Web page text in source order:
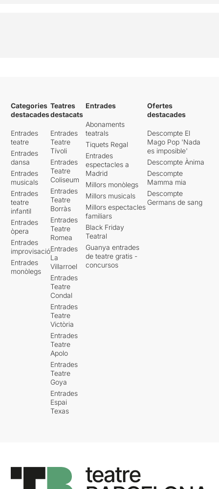
Exageradament infantil.
Menció a part, la freqüència
del so, estava
exageradament alt, cosa
que per mi va ser un suplici
haver d'aguantar fins al final
del show. I la poca
coordinació entre les
projeccions i l'espectacle.
Categories
destacades
Entrades
teatre
Entrades
dansa
Entrades
musicals
Entrades
teatre
infantil
Entrades
òpera
Entrades
improvisació
Entrades
monòlegs
Teatres
destacats
Entrades
Teatre
Tívoli
Entrades
Teatre
Coliseum
Entrades
Teatre
Borràs
Entrades
Teatre
Romea
Entrades
La
Villarroel
Entrades
Teatre
Condal
Entrades
Teatre
Victòria
Entrades
Teatre
Apolo
Entrades
Teatre
Goya
Entrades
Espai
Texas
Entrades
Abonaments
teatrals
Tiquets Regal
Entrades
espectacles a
Madrid
Millors monòlegs
Millors musicals
Millors espectacles
familiars
Black Friday
Teatral
Guanya entrades
de teatre gratis -
concursos
Ofertes
destacades
Descompte El
Mago Pop 'Nada
es imposible'
Descompte Ànima
Descompte
Mamma mia
Descompte
Germans de sang